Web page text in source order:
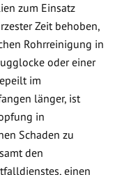
zum Einsatz
Zeit behoben,
Rohrreinigung in
oder einer
im
länger, ist
in
Schaden zu
den
einen